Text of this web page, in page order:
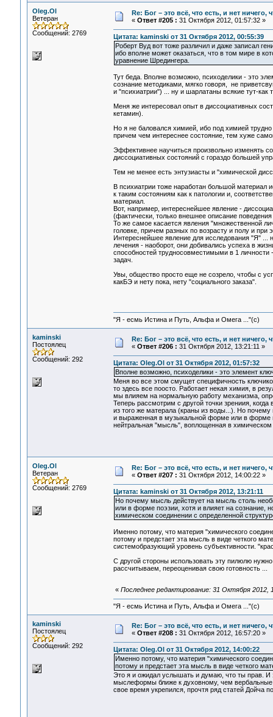
Oleg.Ol
Ветеран
Сообщений: 2769
Re: Бог – это всё, что есть, и нет
« Ответ #205 : 31 Октября 2012, 01:57:32 »
Цитата: kaminski от 31 Октября 2012, 00:55:39
Роберт Вуд вот тоже различил и даже записал
ибо вполне может оказаться, что в том мире в
уравнение Шредингера.
Тут беда. Вполне возможно, психоделики - это
сознание методиками, мягко говоря, не
и "психиатрии") ... ну и шарлатаны всякие тут-как
Меня же интересовал опыт в диссоциативных
кетамин).
Но я не баловался химией, ибо под химией
причем чем интереснее состояние, тем хуже
Эффективнее научиться произвольно изменять
диссоциативных состояний с гораздо большей
Тем не менее есть энтузиасты и "химической
В психиатрии тоже наработан большой материал
к таким состояниям как к патологии и,
материал.
Вот, например, интереснейшее явление -
(фактически, только внешнее описание
То же самое касается явления "множественной
головке, причем разных по возрасту и полу и при
Интереснейшее явление для исследования "Я" ...
лечения - наоборот, они добивались успеха в
способностей трудносовместимыми в 1
задач.
Увы, общество просто еще не созрело, чтобы с
какБЭ и нету пока, нету "социального заказа".
"Я - есмь Истина и Путь, Альфа и Омега ..."(с)
kaminski
Постоялец
Сообщений: 292
Re: Бог – это всё, что есть, и нет
« Ответ #206 : 31 Октября 2012, 13:21:11 »
Цитата: Oleg.Ol от 31 Октября 2012, 01:57:32
Вполне возможно, психоделики - это элемент
Меня во все этом смущет специфичность
то здесь все поосто. Работает некая химия, в
мы влияем на нормальную работу механизма,
Теперь рассмотрим с другой точки зрениия,
из того же матерала (краны из воды...). Но
и выраженная в музыкальной форме или в форме
нейтральная "мысль", воплощенная в
Oleg.Ol
Ветеран
Сообщений: 2769
Re: Бог – это всё, что есть, и нет
« Ответ #207 : 31 Октября 2012, 14:00:22 »
Цитата: kaminski от 31 Октября 2012, 13:21:11
Но почему мысль действует на мысль столь
или в форме поэзии, хотя и влияет на сознание,
химическом соединении с определенной
Именно потому, что материя "химического
потому и предстает эта мысль в виде четкого
системобразующий уровень субъективности.
С другой стороны использовать эту пилюлю
рассчитываем, переоценивая свою готовность ...
« Последнее редактирование: 31 Октября 2012,
"Я - есмь Истина и Путь, Альфа и Омега ..."(с)
kaminski
Постоялец
Сообщений: 292
Re: Бог – это всё, что есть, и нет
« Ответ #208 : 31 Октября 2012, 16:57:20 »
Цитата: Oleg.Ol от 31 Октября 2012, 14:00:22
Именно потому, что материя "химического
потому и предстает эта мысль в виде четкого
Это я и ожидал услышать и думаю, что ты прав. И
мыслеформы ближе к духовному, чем
свое время укрепился, прочтя ряд статей Дойча